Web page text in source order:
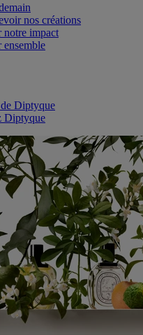
nos créations
notre impact
ensemble
Diptyque
Diptyque